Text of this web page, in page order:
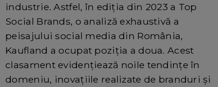
industrie. Astfel, în ediția din 2023 a Top
Social Brands, o analiză exhaustivă a
peisajului social media din România,
Kaufland a ocupat poziția a doua. Acest
clasament evidențiează noile tendințe în
domeniu, inovațiile realizate de branduri și